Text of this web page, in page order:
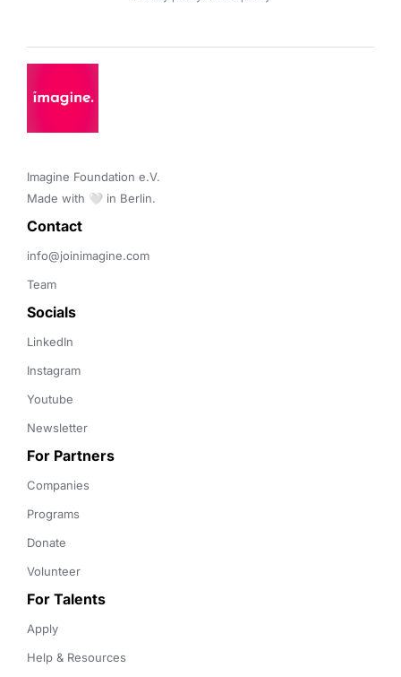
Imagine Foundation e.V.
Made with 🤍 in Berlin.
Contact
info@joinimagine.com
Team
Socials
LinkedIn
Instagram
Youtube
Newsletter
For Partners
Companies
Programs
Donate
Volunteer
For Talents
Apply
Help & Resources